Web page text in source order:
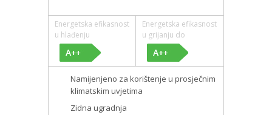
Energetska efikasnost
u hlađenju
Energetska efikasnost
u grijanju do
Namijenjeno za korištenje u prosječnim
klimatskim uvjetima
Zidna ugradnja